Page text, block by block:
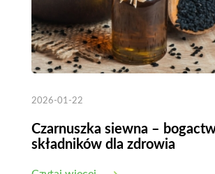
2026-01-22
Czarnuszka siewna –
składników dla zdrowia